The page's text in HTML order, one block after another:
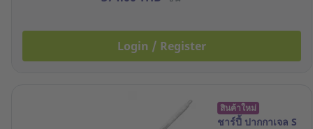
Login / Register
สินค้าใหม่
ชาร์ปี้ ปากกาเจล S